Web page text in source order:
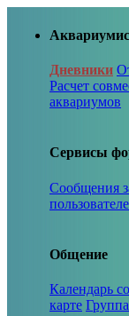
Дневники
Расчет
аквариумов
Сервисы
Сообщения
Общение
Календарь
карте